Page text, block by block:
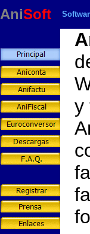
AniSoft
y